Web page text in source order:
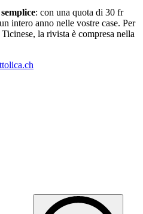
: con una quota di 30 fr
intero anno nelle vostre case. Per
la rivista è compresa nella